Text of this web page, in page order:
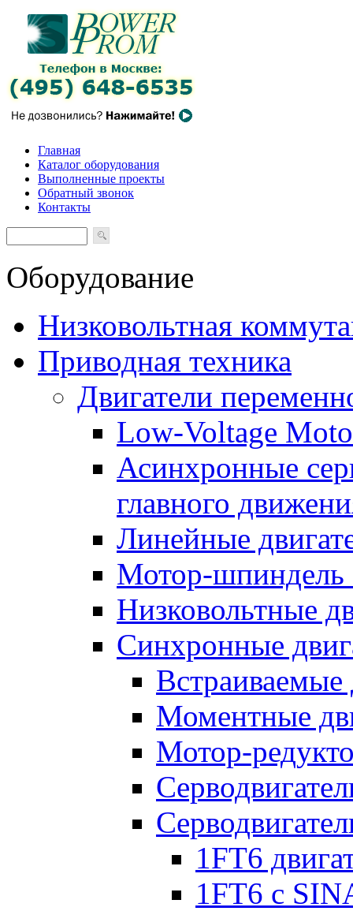
Главная
Каталог оборудования
Выполненные проекты
Обратный звонок
Контакты
Оборудование
Низковольтная
Приводная техника
Двигатели
Low-Voltage
Асинхронные
главного
Линейные
Мотор-шпиндель
Низковольтные
Синхронные
Встраиваемые
Моментные
Мотор-
1FT6
1FT6 с